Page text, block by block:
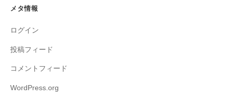
メタ情報
ログイン
投稿フィード
コメントフィード
WordPress.org